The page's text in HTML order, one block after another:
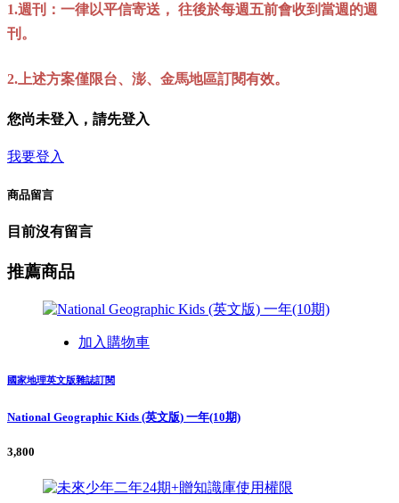
1.週刊：一律以平信寄送， 往後於每週五前會收到當週的週
刊。
2.上述方案僅限台、澎、金馬地區訂閱有效。
您尚未登入，請先登入
我要登入
商品留言
目前沒有留言
推薦商品
加入購物車
國家地理英文版雜誌訂閱
National Geographic Kids (英文版) 一年(10期)
3,800